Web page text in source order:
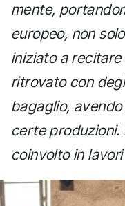
mente,
europeo, non
iniziato a
ritrovato con
bagaglio,
certe produzioni.
coinvolto in